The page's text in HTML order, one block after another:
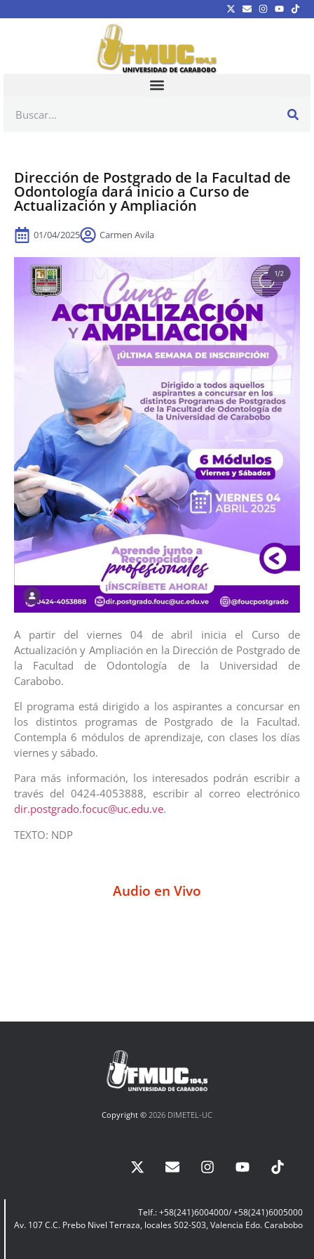
Dirección de Postgrado de la Facultad de
Odontología dará inicio a Curso de
Actualización y Ampliación
01/04/2025 Carmen Avila
A partir del viernes 04 de abril inicia el Curso de
Actualización y Ampliación en la Dirección de Postgrado de
la Facultad de Odontología de la Universidad de
Carabobo.
El programa está dirigido a los aspirantes a concursar en
los distintos programas de Postgrado de la Facultad.
Contempla 6 módulos de aprendizaje, con clases los días
viernes y sábado.
Para más información, los interesados podrán escribir a
través del 0424-4053888, escribir al correo electrónico
dir.postgrado.focuc@uc.edu.ve.
TEXTO: NDP
Audio en Vivo
Copyright © 2026 DIMETEL-UC
Telf.: +58(241)6004000/ +58(241)6005000
Av. 107 C.C. Prebo Nivel Terraza, locales S02-S03, Valencia Edo. Carabobo